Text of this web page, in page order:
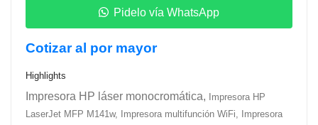
M141W
cantidad
Pidelo vía WhatsApp
Cotizar al por mayor
Highlights
Impresora HP láser monocromática,
Impresora HP
LaserJet MFP M141w, Impresora multifunción WiFi, Impresora